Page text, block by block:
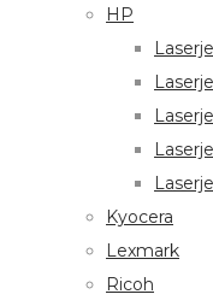
HP
Kyocera
Lexmark
Ricoh